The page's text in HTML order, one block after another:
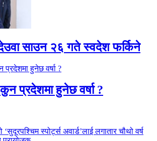
साउन २६ गते स्वदेश फर्किने
प्रदेशमा हुनेछ वर्षा ?